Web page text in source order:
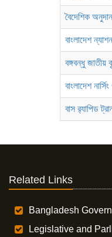
বৈদেশিক
বাংলাদেশ
বঙ্গবন্ধু
বাংলাদেশ
বাস র‍্যাপিড
Related Links
Bangladesh
Legislative and